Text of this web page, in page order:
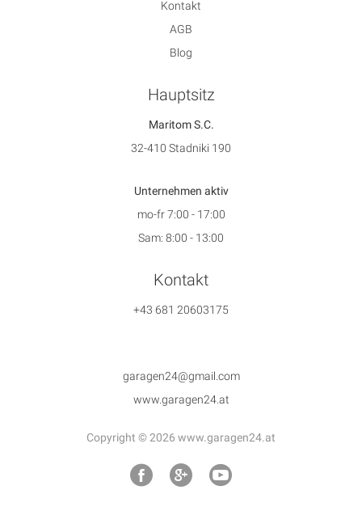
Kontakt
AGB
Blog
Hauptsitz
Maritom S.C.
32-410 Stadniki 190
Unternehmen aktiv
mo-fr 7:00 - 17:00
Sam: 8:00 - 13:00
Kontakt
+43 681 20603175
garagen24@gmail.com
www.garagen24.at
Copyright © 2026 www.garagen24.at